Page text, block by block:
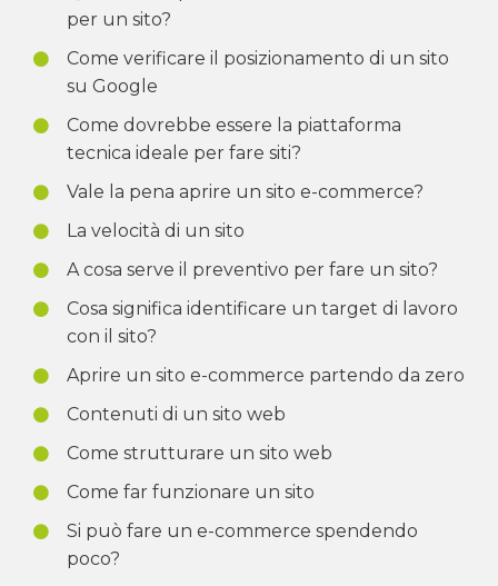
per un sito?
Come verificare il posizionamento di un sito
su Google
Come dovrebbe essere la piattaforma
tecnica ideale per fare siti?
Vale la pena aprire un sito e-commerce?
La velocità di un sito
A cosa serve il preventivo per fare un sito?
Cosa significa identificare un target di lavoro
con il sito?
Aprire un sito e-commerce partendo da zero
Contenuti di un sito web
Come strutturare un sito web
Come far funzionare un sito
Si può fare un e-commerce spendendo
poco?